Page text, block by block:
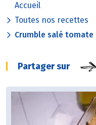
Accueil
Toutes nos recettes
Crumble salé tomate
Partager sur